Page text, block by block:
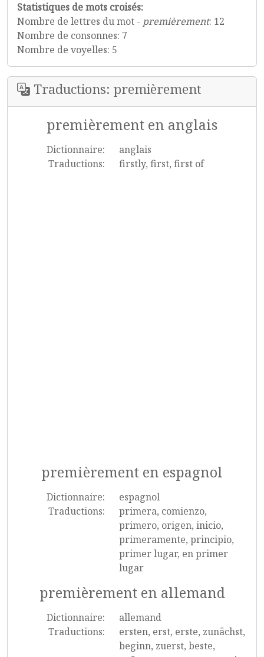
Statistiques de mots croisés:
Nombre de lettres du mot - premièrement: 12
Nombre de consonnes: 7
Nombre de voyelles: 5
Traductions: premièrement
premièrement en anglais
Dictionnaire:
anglais
Traductions:
firstly, first, first of
premièrement en espagnol
Dictionnaire:
espagnol
Traductions:
primera, comienzo,
primero, origen, inicio,
primeramente, principio,
primer lugar, en primer
lugar
premièrement en allemand
Dictionnaire:
allemand
Traductions:
ersten, erst, erste, zunächst,
beginn, zuerst, beste,